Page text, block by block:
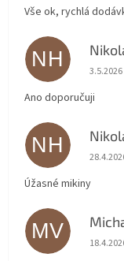
Vše ok, rychlá
NH
3.5.2026
Ano doporučuji
NH
Úžasné mikiny
MV